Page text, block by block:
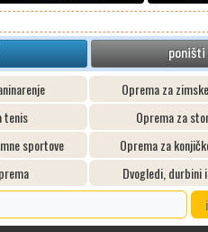
poništi
Oprema za
tenis Oprema za
sportove Oprema za
Dvogledi, durbini